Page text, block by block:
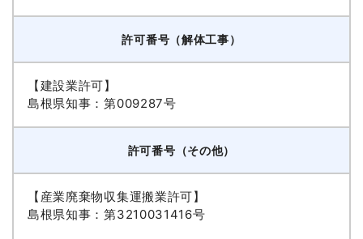
許可番号（解体工事）
【建設業許可】
島根県知事：第009287号
許可番号（その他）
【産業廃棄物収集運搬業許可】
島根県知事：第3210031416号